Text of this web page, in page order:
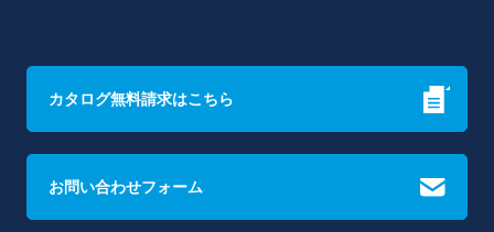
カタログ無料請求はこちら
お問い合わせフォーム